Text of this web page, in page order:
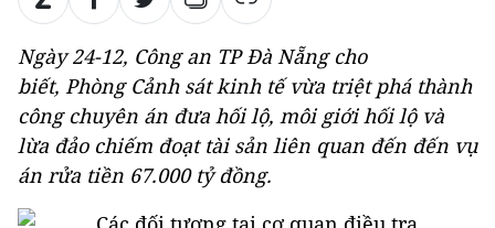
Ngày 24-12, Công an TP Đà Nẵng cho
biết, Phòng Cảnh sát kinh tế vừa triệt phá thành
công chuyên án đưa hối lộ, môi giới hối lộ và
lừa đảo chiếm đoạt tài sản liên quan đến đến vụ
án rửa tiền 67.000 tỷ đồng.